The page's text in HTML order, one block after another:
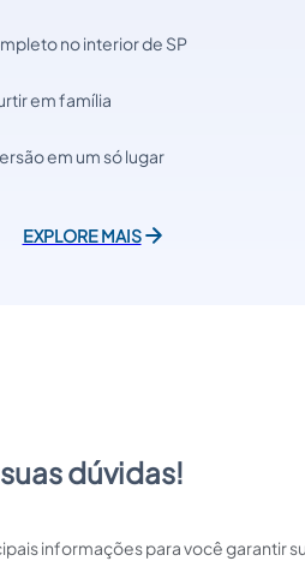
no interior de SP
em família
em um só lugar
EXPLORE MAIS
dúvidas!
informações para você garantir